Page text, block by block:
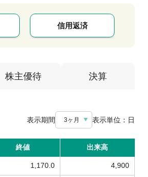
信用返済
株主優待 決算
表示期間 3ヶ月 表示単位： 日
終値 出来高
1,170.0 4,900